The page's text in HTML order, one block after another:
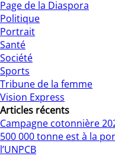
Page de la Diaspora
Politique
Portrait
Santé
Société
Sports
Tribune de la femme
Vision Express
Articles récents
Campagne cotonnière
500 000 tonne est à la
l’UNPCB